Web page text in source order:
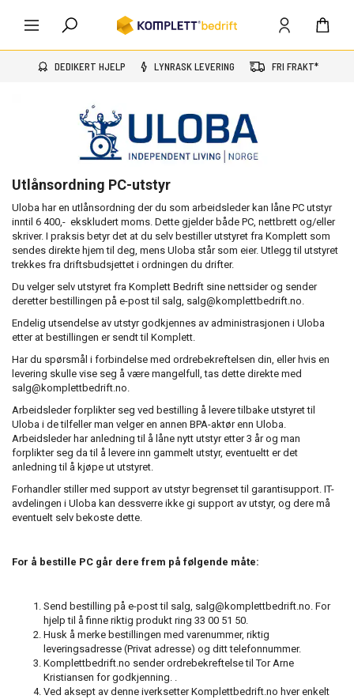
DEDIKERT HJELP LYNRASK LEVERING FRI FRAKT*
Utlånsordning PC-utstyr
Uloba har en utlånsordning der du som arbeidsleder kan låne PC utstyr
inntil 6 400,- ekskludert moms. Dette gjelder både PC, nettbrett og/eller
skriver. I praksis betyr det at du selv bestiller utstyret fra Komplett som
sendes direkte hjem til deg, mens Uloba står som eier. Utlegg til utstyret
trekkes fra driftsbudsjettet i ordningen du drifter.
Du velger selv utstyret fra Komplett Bedrift sine nettsider og sender
deretter bestillingen på e-post til salg, salg@komplettbedrift.no.
Endelig utsendelse av utstyr godkjennes av administrasjonen i Uloba
etter at bestillingen er sendt til Komplett.
Har du spørsmål i forbindelse med ordrebekreftelsen din, eller hvis en
levering skulle vise seg å være mangelfull, tas dette direkte med
salg@komplettbedrift.no.
Arbeidsleder forplikter seg ved bestilling å levere tilbake utstyret til
Uloba i de tilfeller man velger en annen BPA-aktør enn Uloba.
Arbeidsleder har anledning til å låne nytt utstyr etter 3 år og man
forplikter seg da til å levere inn gammelt utstyr, eventueltt er det
anledning til å kjøpe ut utstyret.
Forhandler stiller med support av utstyr begrenset til garantisupport. IT-
avdelingen i Uloba kan dessverre ikke gi support av utstyr, og dere må
eventuelt selv bekoste dette.
For å bestille PC går dere frem på følgende måte:
Send bestilling på e-post til salg, salg@komplettbedrift.no. For
hjelp til å finne riktig produkt ring 33 00 51 50.
Husk å merke bestillingen med varenummer, riktig
leveringsadresse (Privat adresse) og ditt telefonnummer.
Komplettbedrift.no sender ordrebekreftelse til Tor Arne
Kristiansen for godkjenning. .
Ved aksept av denne iverksetter Komplettbedrift.no hver enkelt